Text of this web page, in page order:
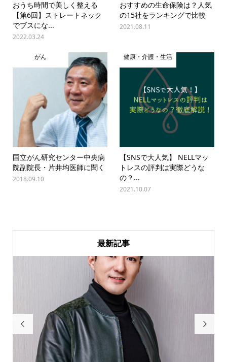
おうち時間で美しく整える
【第6回】ストレートネック
でブスにな...
2022.03.24
おすすめの生命保険は？人気
の15社をランキングで比較
2021.08.11
がん
国立がん研究センター中央病
院副院長・片井均医師に聞く
2018.09.10
健康・介護・生活
【SNSで大人気】 NELLマッ
トレスの評判は実際どうな
の？...
2021.10.07
最新記事
 